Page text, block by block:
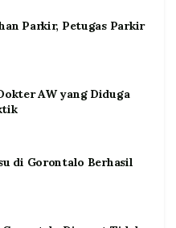
Parkir, Petugas Parkir
AW yang Diduga
di Gorontalo Berhasil